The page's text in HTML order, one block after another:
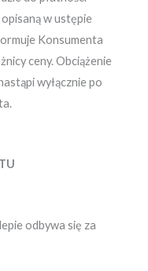
w ustępie
Konsumenta
ceny. Obciążenie
wyłącznie po
odbywa się za